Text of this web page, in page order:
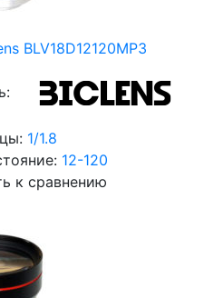
BLV18D12120MP3
1/1.8
12-120
к сравнению